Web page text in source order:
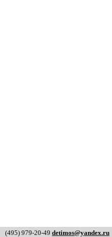
(495) 979-20-49 detimos@yandex.ru